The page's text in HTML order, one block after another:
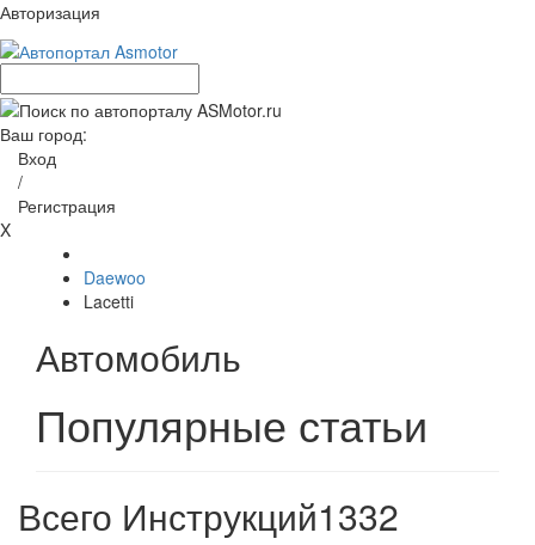
Авторизация
Ваш город:
Вход
/
Регистрация
X
Daewoo
Lacetti
Автомобиль
Популярные статьи
Всего Инструкций1332